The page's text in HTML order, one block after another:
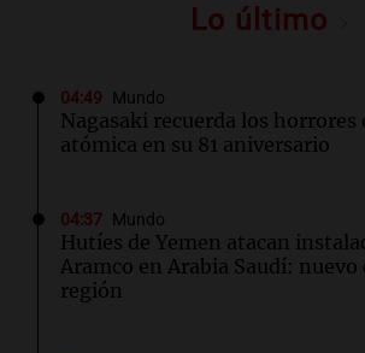
Lo último
04:49 Mundo
Nagasaki recuerda los horrores
atómica en su 81 aniversario
04:37 Mundo
Hutíes de Yemen atacan
Aramco en Arabia Saudí:
región